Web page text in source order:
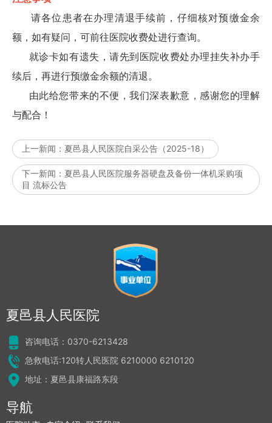
请各位患者在办理清退手续前，仔细核对预缴金余
额，如有疑问，可前往医院收费处进行查询。
就诊卡如有遗失，请先到医院收费处办理挂失补办手
续后，再进行预缴金余额的清退。
由此给您带来的不便，我们深表歉意，感谢您的理解
与配合！
上一新闻： 夏邑县人民医院自采公告（2025-18）
下一新闻： 夏邑县人民医院服务器硬盘及备份一体机采购项
目 流标公告
夏邑县人民医院
咨询电话：0370-6213428
急救电话:120转人民医院 6210000 6210120
地址：夏邑县康福路东段
导航